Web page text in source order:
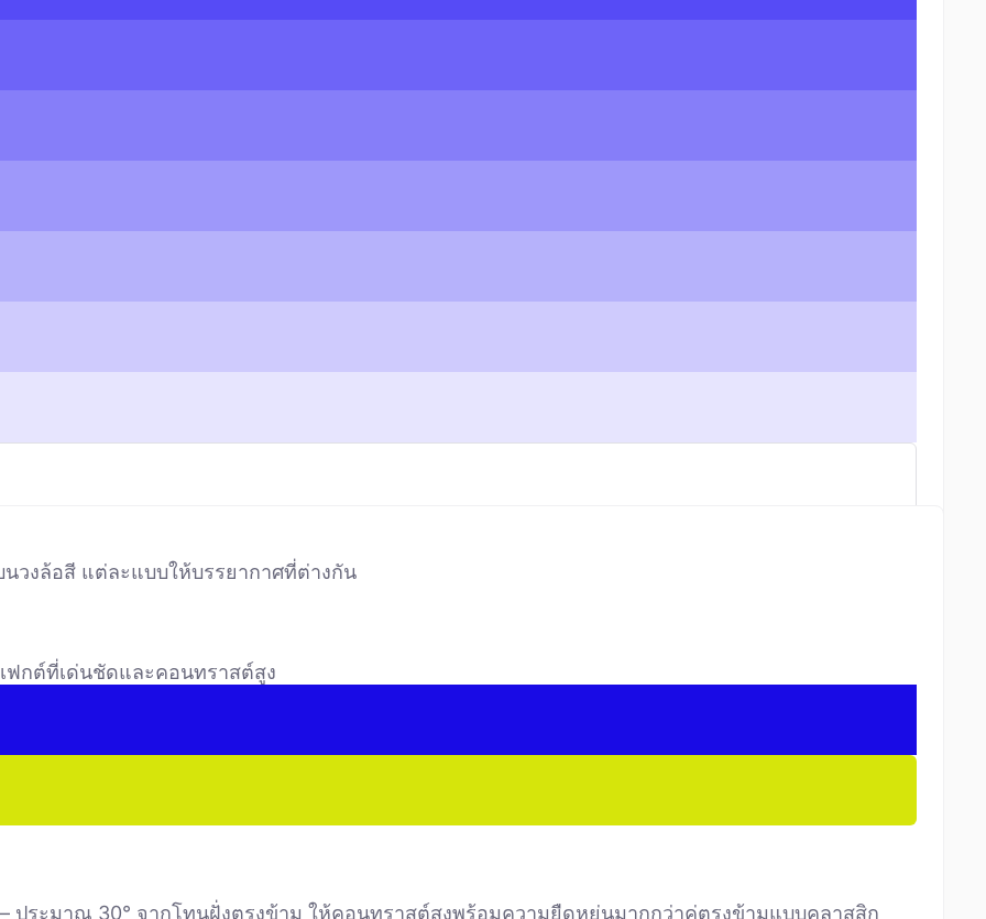
วงล้อสี แต่ละแบบให้บรรยากาศที่ต่างกัน
ฟกต์ที่เด่นชัดและคอนทราสต์สูง
ระมาณ 30° จากโทนฝั่งตรงข้าม ให้คอนทราสต์สูงพร้อมความยืดหยุ่นมากกว่าคู่ตรงข้ามแบบคลาสสิก